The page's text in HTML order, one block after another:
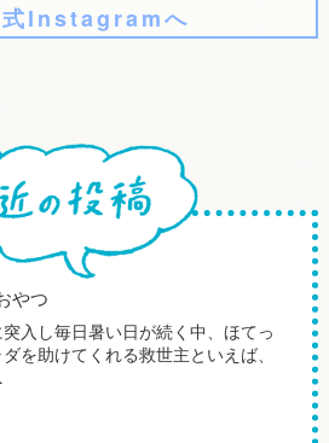
式Instagramへ
やつ
突入し毎日暑い日が続く中、ほてっ
を助けてくれる救世主といえば、